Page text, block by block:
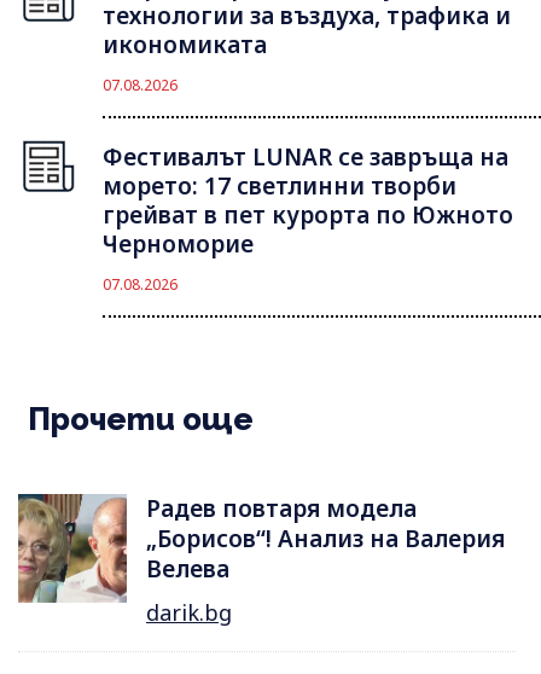
технологии за въздуха, трафика и
икономиката
07.08.2026
Фестивалът LUNAR се завръща на
морето: 17 светлинни творби
грейват в пет курорта по Южното
Черноморие
07.08.2026
Прочети още
Радев повтаря модела
„Борисов“! Анализ на Валерия
Велева
darik.bg